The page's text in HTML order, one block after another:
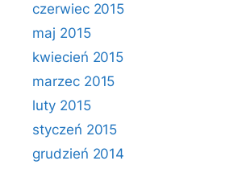
czerwiec 2015
maj 2015
kwiecień 2015
marzec 2015
luty 2015
styczeń 2015
grudzień 2014